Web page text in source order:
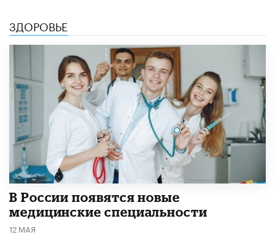
ЗДОРОВЬЕ
В России появятся новые
медицинские специальности
12 МАЯ